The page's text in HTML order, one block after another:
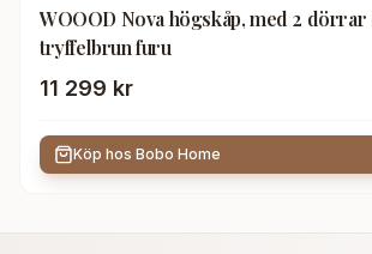
WOOOD Nova högskåp, med 2
tryffelbrun furu
11 299 kr
Köp hos Bobo Home